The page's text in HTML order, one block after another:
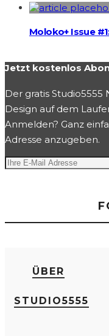
Moloko+ Issue
Jetzt kostenlos
Der gratis
Design auf dem
Anmelden? Ganz
Adresse anzugeben.
ÜBER
STUDIO5555